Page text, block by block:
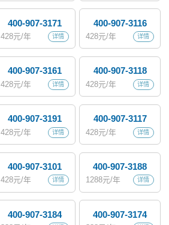
400-907-3171
详情
428元/年
400-907-3116
详情
428元/年
400-907-3161
详情
428元/年
400-907-3118
详情
428元/年
400-907-3191
详情
428元/年
400-907-3117
详情
428元/年
400-907-3101
详情
428元/年
400-907-3188
详情
1288元/年
400-907-3184 400-907-3174